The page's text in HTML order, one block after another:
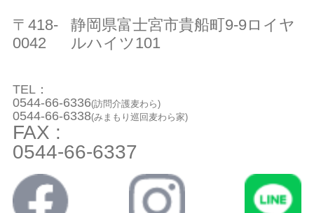
〒418-
0042
静岡県富士宮市貴船町9-9ロイヤ
ルハイツ101
TEL：
0544-66-6336(訪問介護麦わら)
0544-66-6338(みまもり巡回麦わら家)
FAX :
0544-66-6337